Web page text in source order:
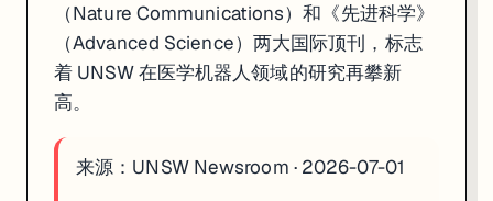
（Nature Communications）和《先进科学》
（Advanced Science）两大国际顶刊，标志
着 UNSW 在医学机器人领域的研究再攀新
高。
来源： UNSW Newsroom · 2026-07-01